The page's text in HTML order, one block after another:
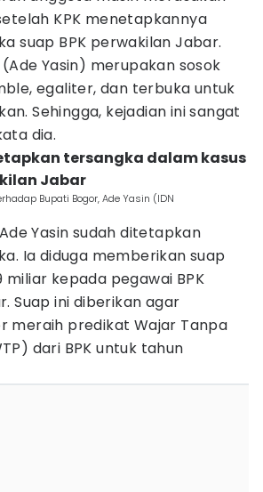
KPK menetapkannya
suap BPK perwakilan Jabar.
Yasin) merupakan sosok
egaliter, dan terbuka untuk
Sehingga, kejadian ini sangat
dia.
tersangka dalam kasus
Jabar
Bupati Bogor, Ade Yasin (IDN
Yasin sudah ditetapkan
Ia diduga memberikan suap
miliar kepada pegawai BPK
Suap ini diberikan agar
meraih predikat Wajar Tanpa
dari BPK untuk tahun